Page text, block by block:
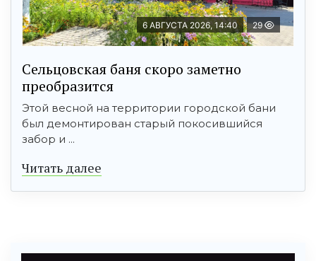
6 АВГУСТА 2026, 14:40 29
Сельцовская баня скоро заметно
преобразится
Этой весной на территории городской бани
был демонтирован старый покосившийся
забор и ...
Читать далее